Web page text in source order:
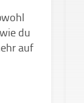
du
auf